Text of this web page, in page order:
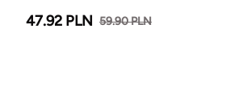
47.92 PLN 59.90 PLN